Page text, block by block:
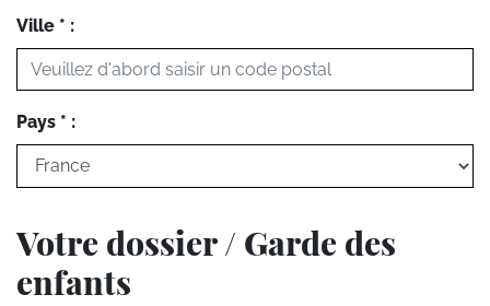
Ville * :
Pays * :
Votre dossier / Garde des
enfants